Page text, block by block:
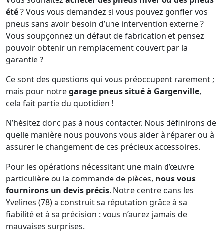
été? Vous vous demandez si vous pouvez gonfler vos
pneus sans avoir besoin d’une intervention externe ?
Vous soupçonnez un défaut de fabrication et pensez
pouvoir obtenir un remplacement couvert par la
garantie ?
Ce sont des questions qui vous préoccupent rarement ;
mais pour notregarage pneus situé à Gargenville,
cela fait partie du quotidien !
N’hésitez donc pas à nous contacter. Nous définirons de
quelle manière nous pouvons vous aider à réparer ou à
assurer le changement de ces précieux accessoires.
Pour les opérations nécessitant une main d’œuvre
particulière ou la commande de pièces, nous vous
fournirons un devis précis. Notre centre dans les
Yvelines (78) a construit sa réputation grâce à sa
fiabilité et à sa précision : vous n’aurez jamais de
mauvaises surprises.